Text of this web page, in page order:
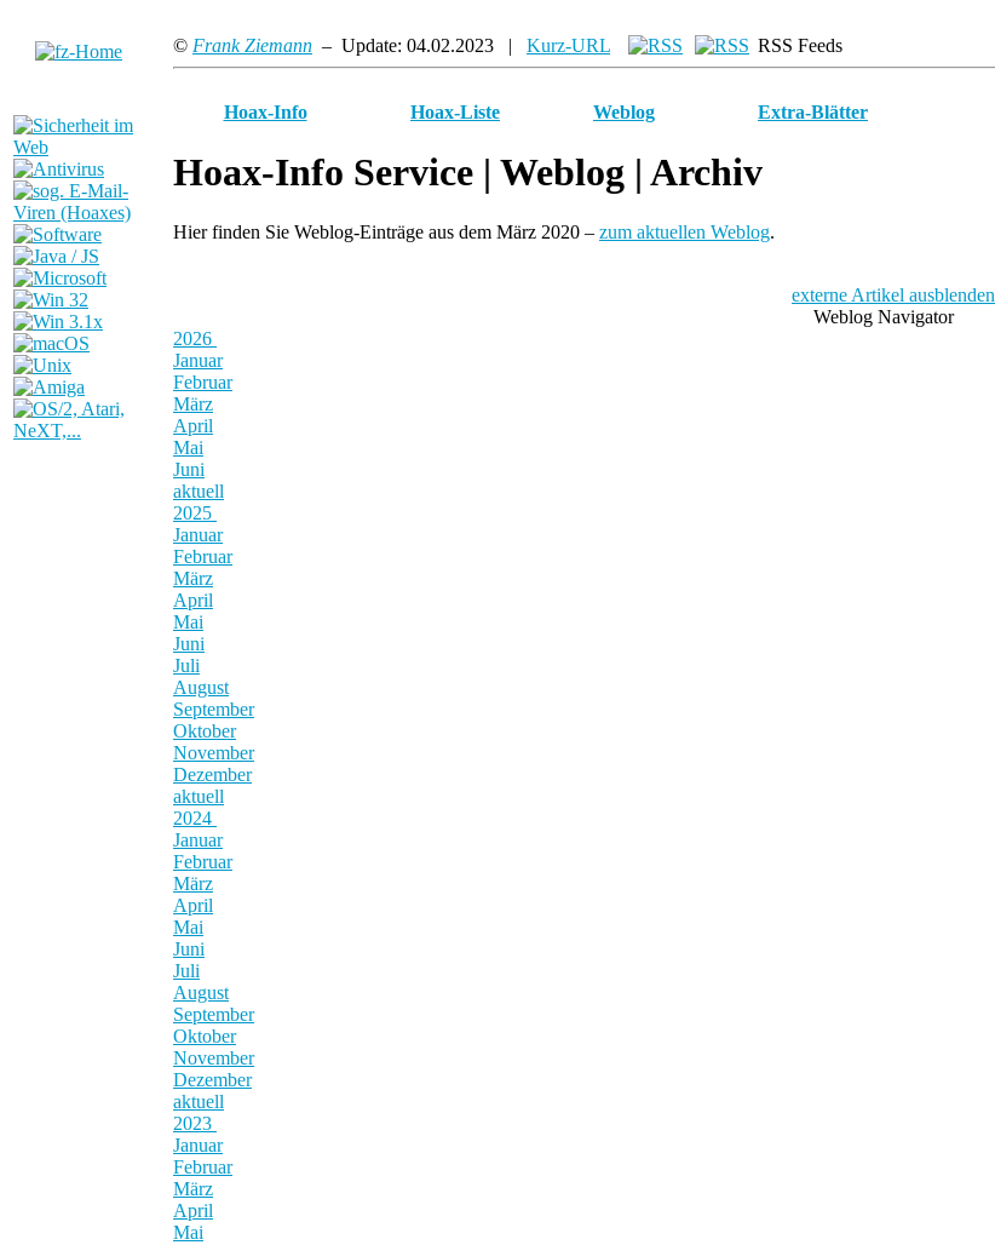
© Frank Ziemann – Update: 04.02.2023 | Kurz-URL RSS Feeds
Hoax-Info Hoax-Liste Weblog Extra-Blätter
Hoax-Info Service | Weblog | Archiv
Hier finden Sie Weblog-Einträge aus dem März 2020 – zum aktuellen Weblog.
externe Artikel ausblenden
Weblog Navigator
2026
Januar
Februar
März
April
Mai
Juni
aktuell
2025
Januar
Februar
März
April
Mai
Juni
Juli
August
September
Oktober
November
Dezember
aktuell
2024
Januar
Februar
März
April
Mai
Juni
Juli
August
September
Oktober
November
Dezember
aktuell
2023
Januar
Februar
März
April
Mai